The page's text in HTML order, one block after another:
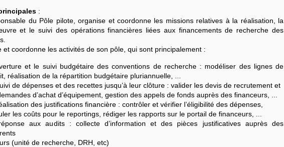
:
du Pôle pilote, organise et coordonne les missions relatives à la réalisation, la
et le suivi des opérations financières liées aux financements de recherche des
et coordonne les activités de son pôle, qui sont principalement :
et le suivi budgétaire des conventions de recherche : modéliser des lignes de
réalisation de la répartition budgétaire pluriannuelle, ...
de dépenses et des recettes jusqu’à leur clôture : valider les devis de recrutement et
d’achat d’équipement, gestion des appels de fonds auprès des financeurs, ...
des justifications financière : contrôler et vérifier l’éligibilité des dépenses,
les coûts pour le reportings, rédiger les rapports sur le portail de financeurs, ...
aux audits : collecte d’information et des pièces justificatives auprès des
(unité de recherche, DRH, etc)